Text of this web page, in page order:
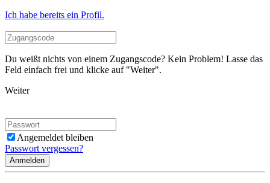
Ich habe bereits ein Profil.
Du weißt nichts von einem Zugangscode? Kein Problem! Lasse das
Feld einfach frei und klicke auf "Weiter".
Weiter
Angemeldet bleiben
Passwort vergessen?
Anmelden